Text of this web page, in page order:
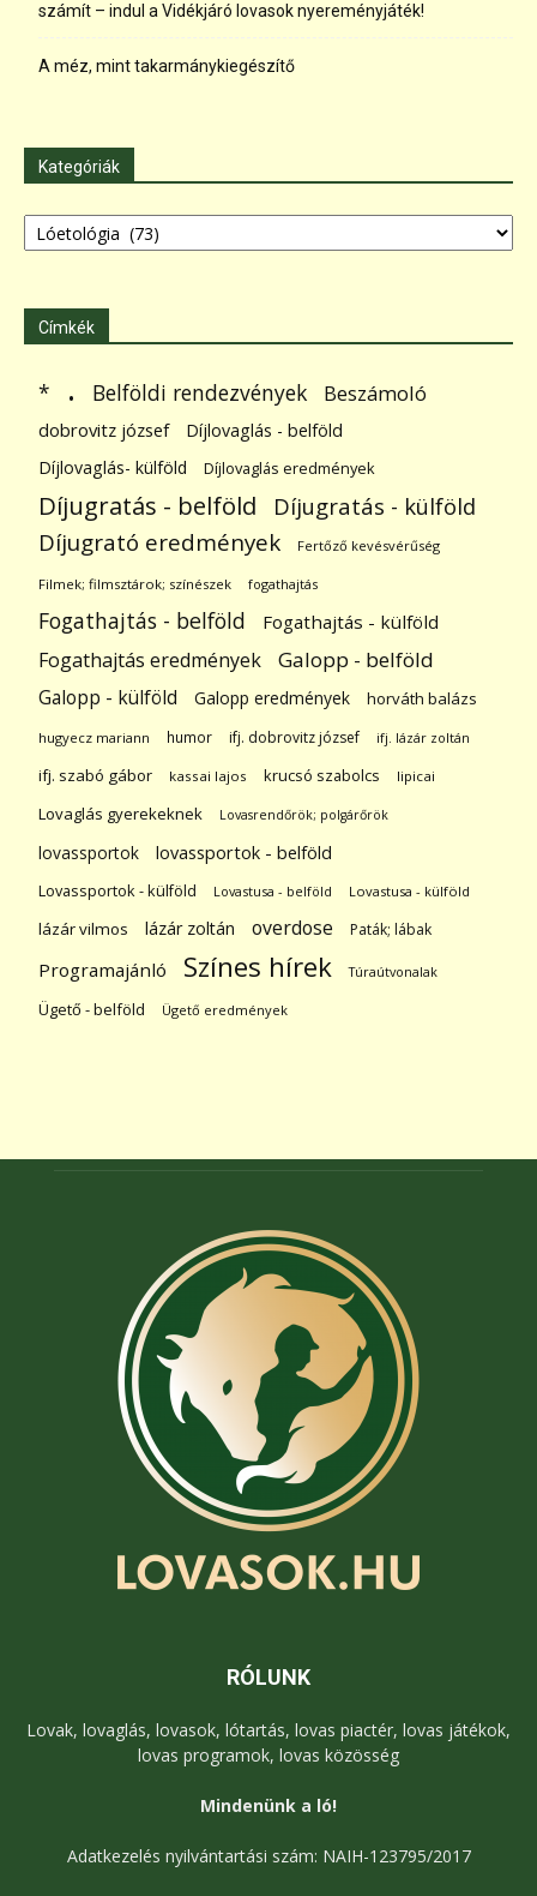
számít – indul a Vidékjáró lovasok nyereményjáték!
A méz, mint takarmánykiegészítő
Kategóriák
Kategóriák
Címkék
* . Belföldi rendezvények Beszámoló
dobrovitz józsef
Díjlovaglás - belföld
Díjlovaglás- külföld
Díjlovaglás eredmények
Díjugratás - belföld Díjugratás - külföld
Díjugrató eredmények Fertőző kevésvérűség
Filmek; filmsztárok; színészek fogathajtás
Fogathajtás - belföld Fogathajtás - külföld
Fogathajtás eredmények Galopp - belföld
Galopp - külföld Galopp eredmények horváth balázs
hugyecz mariann humor ifj. dobrovitz józsef ifj. lázár zoltán
ifj. szabó gábor kassai lajos krucsó szabolcs lipicai
Lovaglás gyerekeknek Lovasrendőrök; polgárőrök
lovassportok lovassportok - belföld
Lovassportok - külföld Lovastusa - belföld Lovastusa - külföld
lázár vilmos lázár zoltán overdose Paták; lábak
Programajánló Színes hírek Túraútvonalak
Ügető - belföld Ügető eredmények
RÓLUNK
Lovak, lovaglás, lovasok, lótartás, lovas piactér, lovas játékok,
lovas programok, lovas közösség
Mindenünk a ló!
Adatkezelés nyilvántartási szám: NAIH-123795/2017